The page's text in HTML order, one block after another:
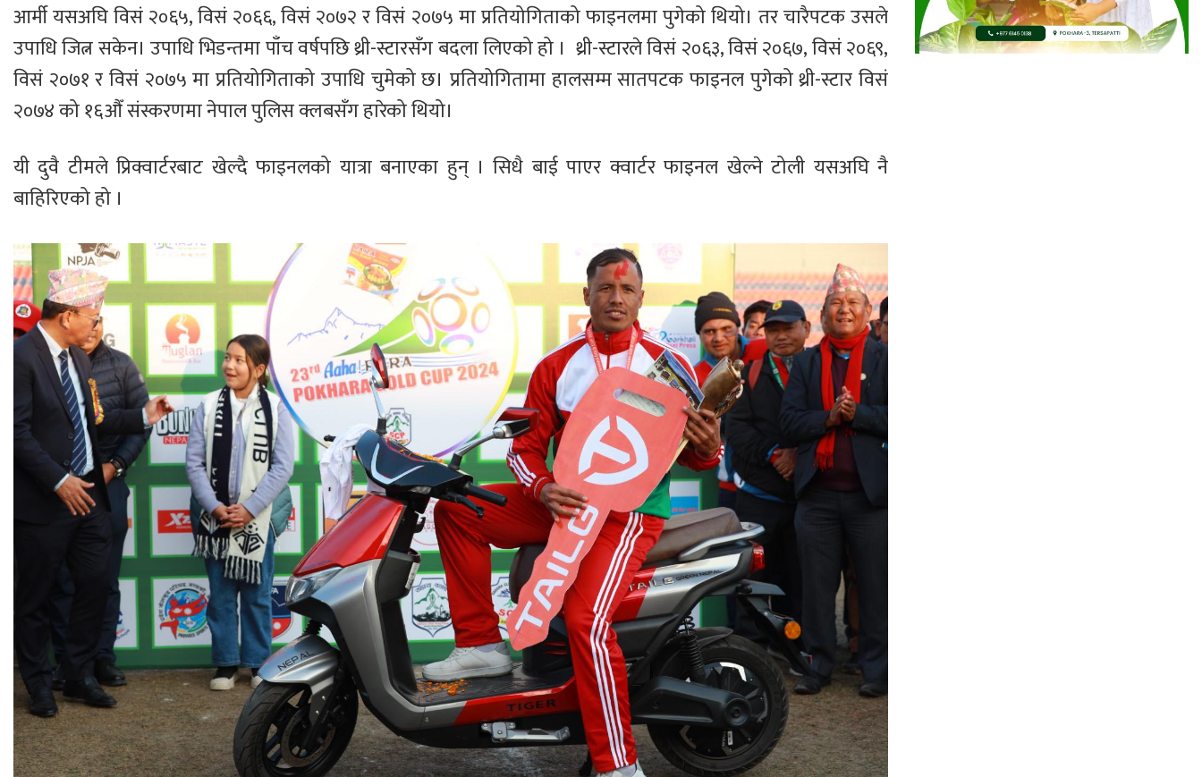
आर्मी यसअघि विसं २०६५, विसं २०६६, विसं २०७२ र विसं २०७५ मा प्रतियोगिताको फाइनलमा पुगेको थियो। तर चारैपटक उसले
उपाधि जित्न सकेन। उपाधि भिडन्तमा पाँच वर्षपछि थ्री-स्टारसँग बदला लिएको हो । थ्री-स्टारले विसं २०६३, विसं २०६७, विसं २०६९,
विसं २०७१ र विसं २०७५ मा प्रतियोगिताको उपाधि चुमेको छ। प्रतियोगितामा हालसम्म सातपटक फाइनल पुगेको थ्री-स्टार विसं
२०७४ को १६औँ संस्करणमा नेपाल पुलिस क्लबसँग हारेको थियो।
यी दुवै टीमले प्रिक्वार्टरबाट खेल्दै फाइनलको यात्रा बनाएका हुन् । सिधै बाई पाएर क्वार्टर फाइनल खेल्ने टोली यसअघि नै
बाहिरिएको हो ।